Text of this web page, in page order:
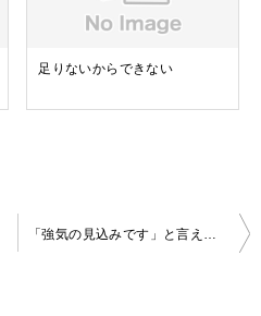
足りないからできない